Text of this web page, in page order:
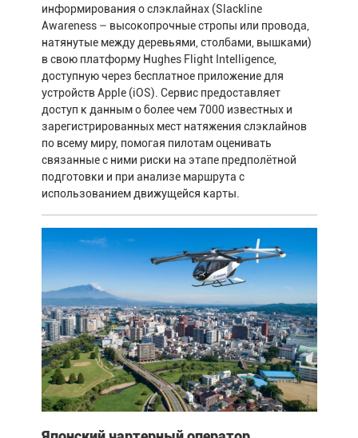
информирования о слэклайнах (Slackline
Awareness – высокопрочные стропы или провода,
натянутые между деревьями, столбами, вышками)
в свою платформу Hughes Flight Intelligence,
доступную через бесплатное приложение для
устройств Apple (iOS). Сервис предоставляет
доступ к данным о более чем 7000 известных и
зарегистрированных мест натяжения слэклайнов
по всему миру, помогая пилотам оценивать
связанные с ними риски на этапе предполётной
подготовки и при анализе маршрута с
использованием движущейся карты.